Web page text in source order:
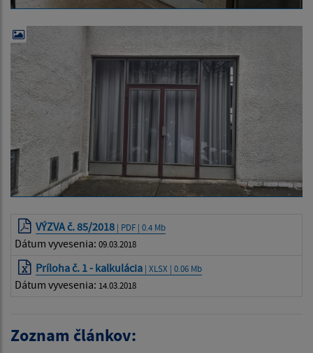
VÝZVA č. 85/2018 | PDF | 0.4 Mb
Dátum vyvesenia: 09.03.2018
Príloha č. 1 - kalkulácia | XLSX | 0.06 Mb
Dátum vyvesenia: 14.03.2018
Zoznam článkov: